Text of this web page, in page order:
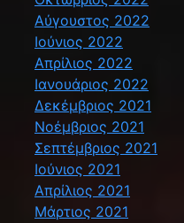
Αύγουστος 2022
Ιούνιος 2022
Απρίλιος 2022
Ιανουάριος 2022
Δεκέμβριος 2021
Νοέμβριος 2021
Σεπτέμβριος 2021
Ιούνιος 2021
Απρίλιος 2021
Μάρτιος 2021